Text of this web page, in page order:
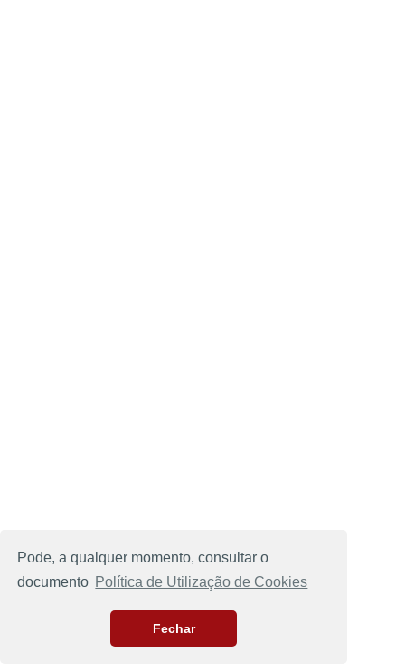
Pode, a qualquer momento, consultar o
documento Política de Utilização de Cookies
Fechar